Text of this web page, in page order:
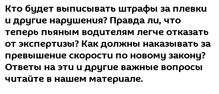
Кто будет выписывать штрафы за плевки
и другие нарушения? Правда ли, что
теперь пьяным водителям легче отказать
от экспертизы? Как должны наказывать за
превышение скорости по новому закону?
Ответы на эти и другие важные вопросы
читайте в нашем материале.